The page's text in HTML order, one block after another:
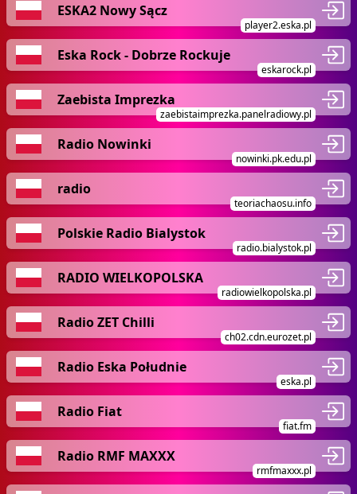
ESKA2 Nowy Sącz
player2.eska.pl
Eska Rock - Dobrze Rockuje
eskarock.pl
Zaebista Imprezka
zaebistaimprezka.panelradiowy.pl
Radio Nowinki
nowinki.pk.edu.pl
radio
teoriachaosu.info
Polskie Radio Bialystok
radio.bialystok.pl
RADIO WIELKOPOLSKA
radiowielkopolska.pl
Radio ZET Chilli
ch02.cdn.eurozet.pl
Radio Eska Południe
eska.pl
Radio Fiat
fiat.fm
Radio RMF MAXXX
rmfmaxxx.pl